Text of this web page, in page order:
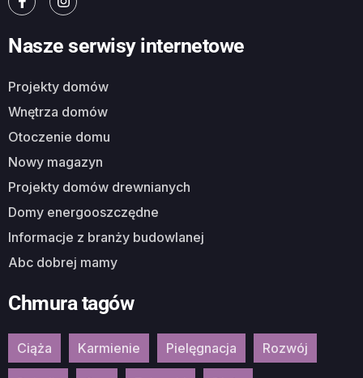
Nasze serwisy internetowe
Projekty domów
Wnętrza domów
Otoczenie domu
Nowy magazyn
Projekty domów drewnianych
Domy energooszczędne
Informacje z branży budowlanej
Abc dobrej mamy
Chmura tagów
Ciąża Karmienie Pielęgnacja Rozwój